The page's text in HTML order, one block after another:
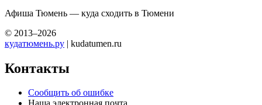
Афиша Тюмень — куда сходить в Тюмени
© 2013–2026
кудатюмень.ру | kudatumen.ru
Контакты
Сообщить об ошибке